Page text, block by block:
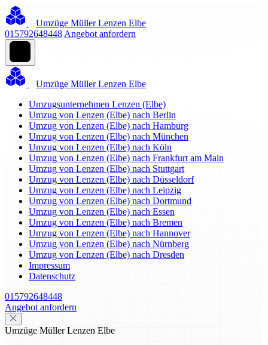
Umzüge Müller Lenzen Elbe
015792648448 Angebot anfordern
Umzüge Müller Lenzen Elbe
Umzugsunternehmen Lenzen (Elbe)
Umzug von Lenzen (Elbe) nach Berlin
Umzug von Lenzen (Elbe) nach Hamburg
Umzug von Lenzen (Elbe) nach München
Umzug von Lenzen (Elbe) nach Köln
Umzug von Lenzen (Elbe) nach Frankfurt am Main
Umzug von Lenzen (Elbe) nach Stuttgart
Umzug von Lenzen (Elbe) nach Düsseldorf
Umzug von Lenzen (Elbe) nach Leipzig
Umzug von Lenzen (Elbe) nach Dortmund
Umzug von Lenzen (Elbe) nach Essen
Umzug von Lenzen (Elbe) nach Bremen
Umzug von Lenzen (Elbe) nach Hannover
Umzug von Lenzen (Elbe) nach Nürnberg
Umzug von Lenzen (Elbe) nach Dresden
Impressum
Datenschutz
015792648448
Angebot anfordern
Umzüge Müller Lenzen Elbe